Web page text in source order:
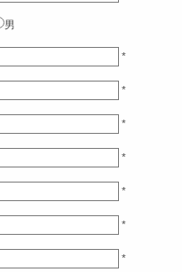
男
*
*
*
*
*
*
*